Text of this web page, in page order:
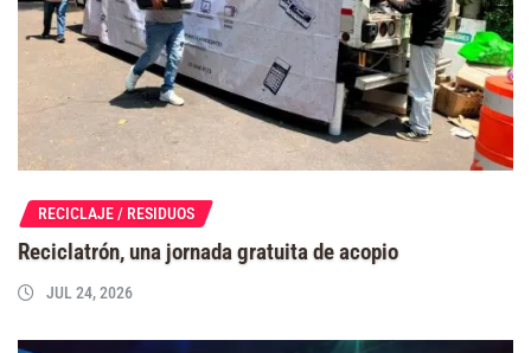
RECICLAJE / RESIDUOS
Reciclatrón, una jornada gratuita de acopio
JUL 24, 2026